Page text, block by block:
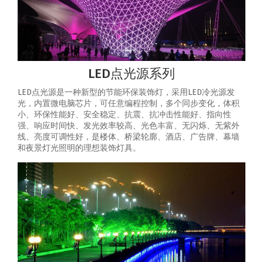
LED点光源系列
LED点光源是一种新型的节能环保装饰灯，采用LED冷光源发
光，内置微电脑芯片，可任意编程控制，多个同步变化，体积
小、环保性能好、安全稳定、抗震、抗冲击性能好、指向性
强、响应时间快、发光效率较高、光色丰富、无闪烁、无紫外
线、亮度可调性好，是楼体、桥梁轮廓、酒店、广告牌、幕墙
和夜景灯光照明的理想装饰灯具。